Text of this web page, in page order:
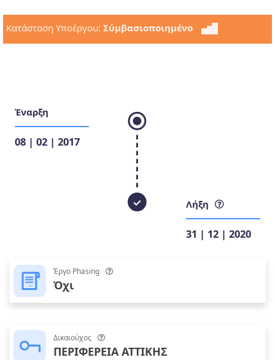
Κατάσταση Υποέργου: Σύμβασιοποιημένο
Έναρξη
08 | 02 | 2017
Λήξη
31 | 12 | 2020
Έργο Phasing
Όχι
Δικαιούχος
ΠΕΡΙΦΕΡΕΙΑ ΑΤΤΙΚΗΣ